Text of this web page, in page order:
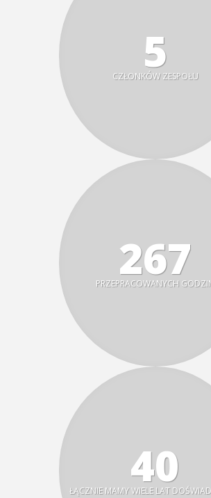
5
CZŁONKÓW ZESPOŁU
314
PRZEPRACOWANYCH
40
ŁĄCZNIE MAMY WIELE LAT